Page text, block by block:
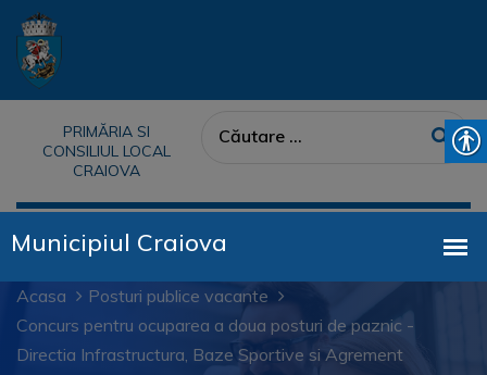
PRIMĂRIA SI
CONSILIUL LOCAL
CRAIOVA
Acasa
Posturi publice vacante
Concurs pentru ocuparea a doua posturi de paznic -
Directia Infrastructura, Baze Sportive si Agrement